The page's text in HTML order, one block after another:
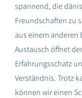
spannend, die
Freundschaften zu
aus einem anderen
Austausch öffnet
Erfahrungsschatz
Verständnis. Trotz
können wir einen